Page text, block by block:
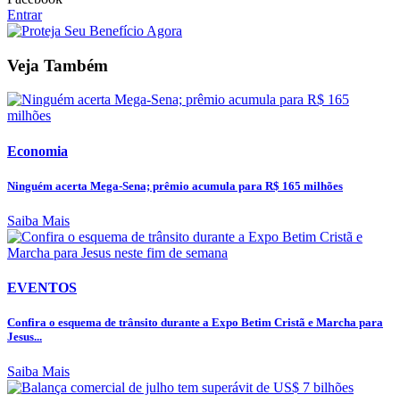
Entrar
Veja Também
Economia
Ninguém acerta Mega-Sena; prêmio acumula para R$ 165 milhões
Saiba Mais
EVENTOS
Confira o esquema de trânsito durante a Expo Betim Cristã e Marcha para
Jesus...
Saiba Mais